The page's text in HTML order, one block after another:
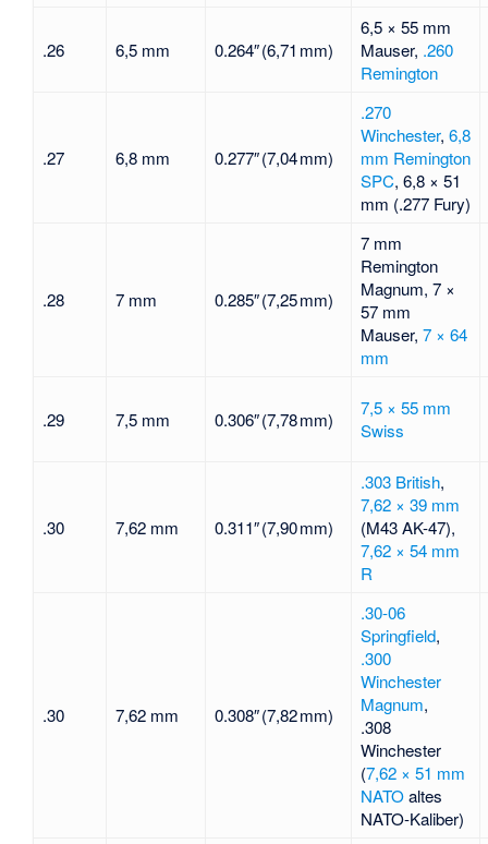
.26 6,5 mm 0.264″ (6,71 mm)
6,5 × 55 mm
Mauser, .260
Remington
.27 6,8 mm 0.277″ (7,04 mm)
.270
Winchester, 6,8
mm Remington
SPC, 6,8 × 51
mm (.277 Fury)
.28 7 mm 0.285″ (7,25 mm)
7 mm
Remington
Magnum, 7 ×
57 mm
Mauser, 7 × 64
mm
.29 7,5 mm 0.306″ (7,78 mm)
7,5 × 55 mm
Swiss
.30 7,62 mm 0.311″ (7,90 mm)
.303 British,
7,62 × 39 mm
(M43 AK-47),
7,62 × 54 mm
R
.30 7,62 mm 0.308″ (7,82 mm)
.30-06
Springfield,
.300
Winchester
Magnum,
.308
Winchester
(7,62 × 51 mm
NATOaltes
NATO-Kaliber)